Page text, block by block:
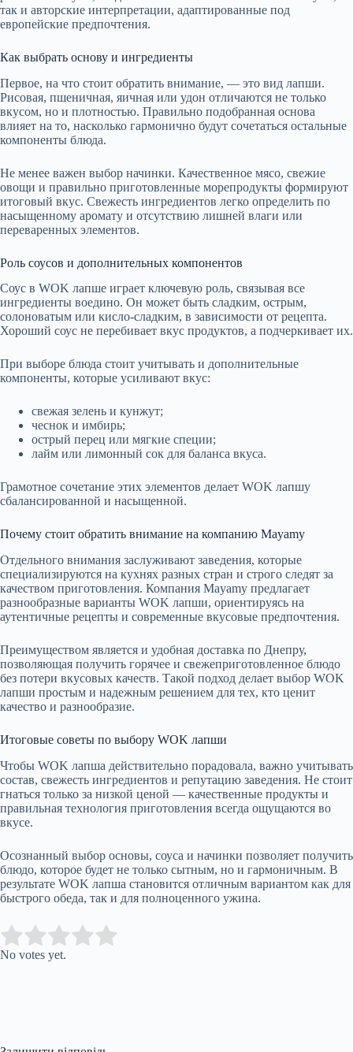
так и авторские интерпретации, адаптированные под
европейские предпочтения.
Как выбрать основу и ингредиенты
Первое, на что стоит обратить внимание, — это вид лапши.
Рисовая, пшеничная, яичная или удон отличаются не только
вкусом, но и плотностью. Правильно подобранная основа
влияет на то, насколько гармонично будут сочетаться остальные
компоненты блюда.
Не менее важен выбор начинки. Качественное мясо, свежие
овощи и правильно приготовленные морепродукты формируют
итоговый вкус. Свежесть ингредиентов легко определить по
насыщенному аромату и отсутствию лишней влаги или
переваренных элементов.
Роль соусов и дополнительных компонентов
Соус в WOK лапше играет ключевую роль, связывая все
ингредиенты воедино. Он может быть сладким, острым,
солоноватым или кисло-сладким, в зависимости от рецепта.
Хороший соус не перебивает вкус продуктов, а подчеркивает их.
При выборе блюда стоит учитывать и дополнительные
компоненты, которые усиливают вкус:
свежая зелень и кунжут;
чеснок и имбирь;
острый перец или мягкие специи;
лайм или лимонный сок для баланса вкуса.
Грамотное сочетание этих элементов делает WOK лапшу
сбалансированной и насыщенной.
Почему стоит обратить внимание на компанию Mayamy
Отдельного внимания заслуживают заведения, которые
специализируются на кухнях разных стран и строго следят за
качеством приготовления. Компания Mayamy предлагает
разнообразные варианты WOK лапши, ориентируясь на
аутентичные рецепты и современные вкусовые предпочтения.
Преимуществом является и удобная доставка по Днепру,
позволяющая получить горячее и свежеприготовленное блюдо
без потери вкусовых качеств. Такой подход делает выбор WOK
лапши простым и надежным решением для тех, кто ценит
качество и разнообразие.
Итоговые советы по выбору WOK лапши
Чтобы WOK лапша действительно порадовала, важно учитывать
состав, свежесть ингредиентов и репутацию заведения. Не стоит
гнаться только за низкой ценой — качественные продукты и
правильная технология приготовления всегда ощущаются во
вкусе.
Осознанный выбор основы, соуса и начинки позволяет получить
блюдо, которое будет не только сытным, но и гармоничным. В
результате WOK лапша становится отличным вариантом как для
быстрого обеда, так и для полноценного ужина.
Rate this item:
No votes yet.